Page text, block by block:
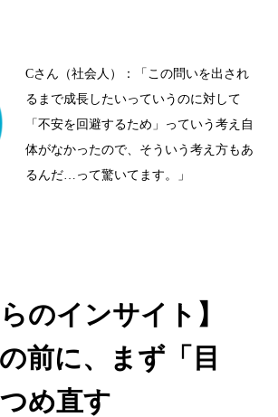
Cさん（社会人）：「この問いを出され
るまで成長したいっていうのに対して
「不安を回避するため」っていう考え自
体がなかったので、そういう考え方もあ
るんだ…って驚いてます。」
のインサイト】
の前に、まず「目
め直す